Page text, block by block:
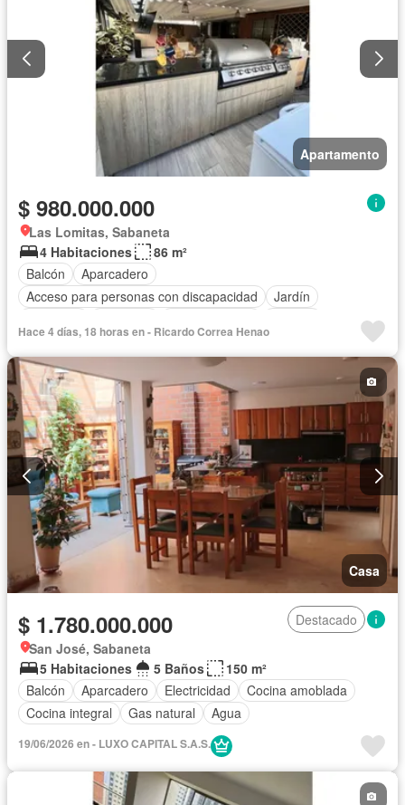
Apartamento
$ 980.000.000
Las Lomitas, Sabaneta
4 Habitaciones
86 m²
Balcón
Aparcadero
Acceso para personas con discapacidad
Jardín
Ascensor
Gas natural Seguridad privada
Agua
Hace 4 días, 18 horas en - Ricardo Correa Henao
Casa
$ 1.780.000.000
Destacado
San José, Sabaneta
5 Habitaciones
5 Baños
150 m²
Balcón
Aparcadero Electricidad
Cocina amoblada
Cocina integral
Gas natural Agua
19/06/2026 en - LUXO CAPITAL S.A.S.